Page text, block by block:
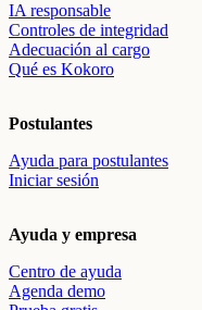
IA responsable
Controles de integridad
Adecuación al cargo
Qué es Kokoro
Postulantes
Ayuda para postulantes
Iniciar sesión
Ayuda y empresa
Centro de ayuda
Agenda demo